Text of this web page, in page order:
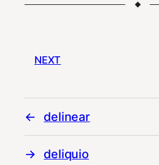
NEXT
delinear
deliquio